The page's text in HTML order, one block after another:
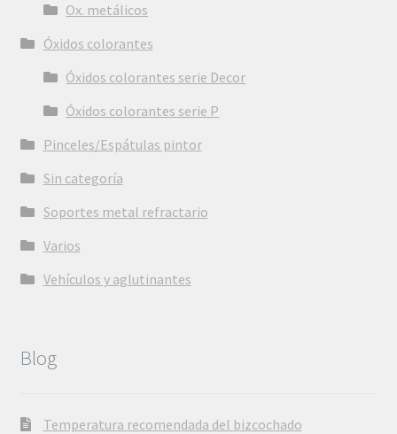
Ox. metálicos
Óxidos colorantes
Óxidos colorantes serie Decor
Óxidos colorantes serie P
Pinceles/Espátulas pintor
Sin categoría
Soportes metal refractario
Varios
Vehículos y aglutinantes
Blog
Temperatura recomendada del bizcochado